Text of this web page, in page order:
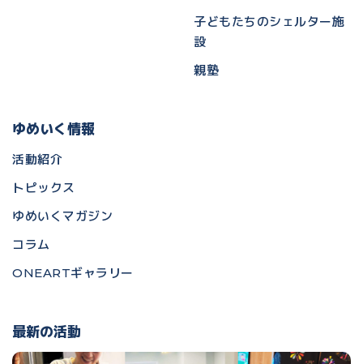
子どもたちのシェルター施
設
親塾
ゆめいく情報
活動紹介
トピックス
ゆめいくマガジン
コラム
ONEARTギャラリー
最新の活動